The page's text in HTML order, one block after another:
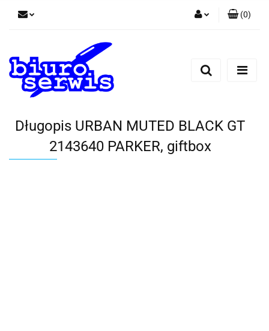
Zarejestruj się
(0)
Długopis URBAN MUTED BLACK GT
2143640 PARKER, giftbox